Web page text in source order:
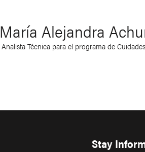
María Alejandra
Analista Técnica para el programa de Cuidades
Stay